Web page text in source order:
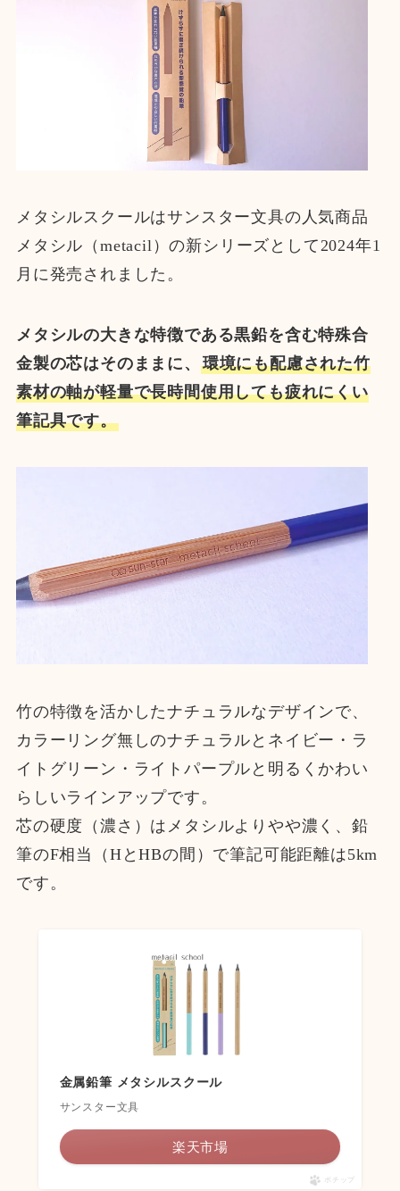
メタシルスクールはサンスター文具の人気商品
メタシル（metacil）の新シリーズとして2024年1
月に発売されました。
メタシルの大きな特徴である黒鉛を含む特殊合
金製の芯はそのままに、 環境にも配慮された竹
素材の軸が軽量で長時間使用しても疲れにくい
筆記具です。
竹の特徴を活かしたナチュラルなデザインで、
カラーリング無しのナチュラルとネイビー・ラ
イトグリーン・ライトパープルと明るくかわい
らしいラインアップです。
芯の硬度（濃さ）はメタシルよりやや濃く、鉛
筆のF相当（HとHBの間）で筆記可能距離は5km
です。
金属鉛筆 メタシルスクール
サンスター文具
楽天市場
ポチップ